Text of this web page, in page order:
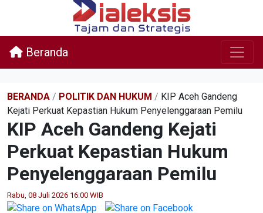
Beranda
BERANDA / POLITIK DAN HUKUM / KIP Aceh Gandeng
Kejati Perkuat Kepastian Hukum Penyelenggaraan Pemilu
KIP Aceh Gandeng Kejati
Perkuat Kepastian Hukum
Penyelenggaraan Pemilu
Rabu, 08 Juli 2026 16:00 WIB